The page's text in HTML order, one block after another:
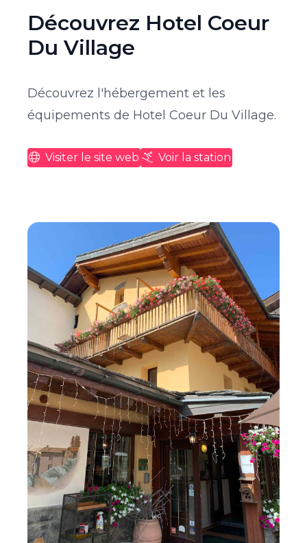
Découvrez Hotel Coeur
Du Village
Découvrez l'hébergement et les
équipements de Hotel Coeur Du Village.
Visiter le site web Voir la station